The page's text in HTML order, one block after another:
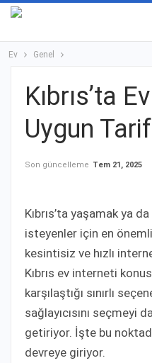
Ev Genel
Kıbrıs’ta
Uygun
Son güncelleme Tem 21, 2025
Kıbrıs’ta yaşamak ya
isteyenler için en
kesintisiz ve hızlı
Kıbrıs ev interneti
karşılaştığı sınırlı
sağlayıcısını seçmeyi
getiriyor. İşte bu
devreye giriyor.